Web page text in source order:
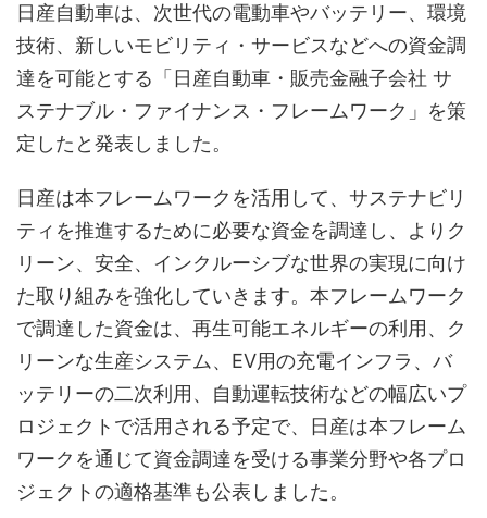
日産自動車は、次世代の電動車やバッテリー、環境
技術、新しいモビリティ・サービスなどへの資金調
達を可能とする「日産自動車・販売金融子会社 サ
ステナブル・ファイナンス・フレームワーク」を策
定したと発表しました。
日産は本フレームワークを活用して、サステナビリ
ティを推進するために必要な資金を調達し、よりク
リーン、安全、インクルーシブな世界の実現に向け
た取り組みを強化していきます。本フレームワーク
で調達した資金は、再生可能エネルギーの利用、ク
リーンな生産システム、EV用の充電インフラ、バ
ッテリーの二次利用、自動運転技術などの幅広いプ
ロジェクトで活用される予定で、日産は本フレーム
ワークを通じて資金調達を受ける事業分野や各プロ
ジェクトの適格基準も公表しました。